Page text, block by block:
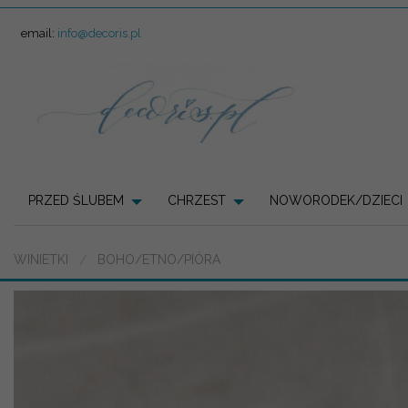
email: info@decoris.pl
PRZED ŚLUBEM CHRZEST NOWORODEK/DZIECI
WINIETKI BOHO/ETNO/PIÓRA